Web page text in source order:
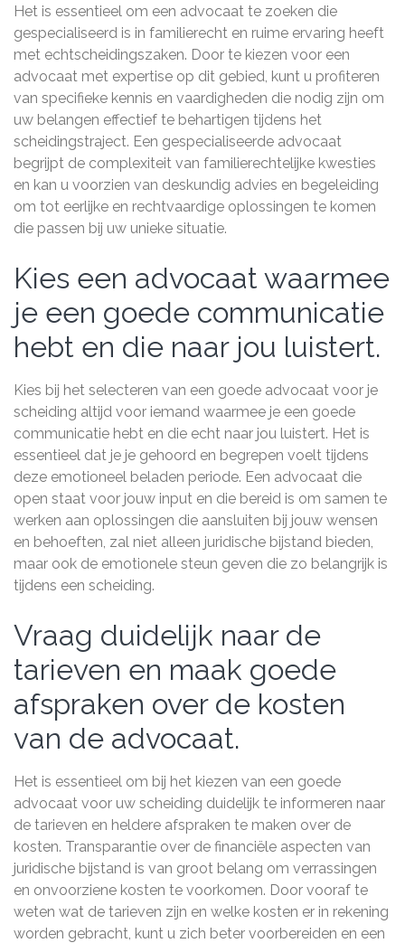
Het is essentieel om een advocaat te zoeken die
gespecialiseerd is in familierecht en ruime ervaring heeft
met echtscheidingszaken. Door te kiezen voor een
advocaat met expertise op dit gebied, kunt u profiteren
van specifieke kennis en vaardigheden die nodig zijn om
uw belangen effectief te behartigen tijdens het
scheidingstraject. Een gespecialiseerde advocaat
begrijpt de complexiteit van familierechtelijke kwesties
en kan u voorzien van deskundig advies en begeleiding
om tot eerlijke en rechtvaardige oplossingen te komen
die passen bij uw unieke situatie.
Kies een advocaat waarmee
je een goede communicatie
hebt en die naar jou luistert.
Kies bij het selecteren van een goede advocaat voor je
scheiding altijd voor iemand waarmee je een goede
communicatie hebt en die echt naar jou luistert. Het is
essentieel dat je je gehoord en begrepen voelt tijdens
deze emotioneel beladen periode. Een advocaat die
open staat voor jouw input en die bereid is om samen te
werken aan oplossingen die aansluiten bij jouw wensen
en behoeften, zal niet alleen juridische bijstand bieden,
maar ook de emotionele steun geven die zo belangrijk is
tijdens een scheiding.
Vraag duidelijk naar de
tarieven en maak goede
afspraken over de kosten
van de advocaat.
Het is essentieel om bij het kiezen van een goede
advocaat voor uw scheiding duidelijk te informeren naar
de tarieven en heldere afspraken te maken over de
kosten. Transparantie over de financiële aspecten van
juridische bijstand is van groot belang om verrassingen
en onvoorziene kosten te voorkomen. Door vooraf te
weten wat de tarieven zijn en welke kosten er in rekening
worden gebracht, kunt u zich beter voorbereiden en een